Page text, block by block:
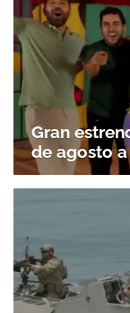
Gran
de agosto